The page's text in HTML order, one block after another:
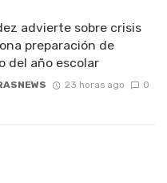
advierte sobre crisis
preparación de
del año escolar
23 horas ago 0